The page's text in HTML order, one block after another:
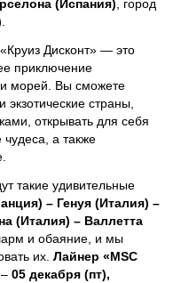
(Испания) , город
Дисконт» — это
приключение
морей. Вы сможете
страны,
открывать для себя
а также
такие удивительные
– Генуя (Италия) –
(Италия) – Валлетта
и обаяние, и мы
их. Лайнер «MSC
05 декабря (пт),